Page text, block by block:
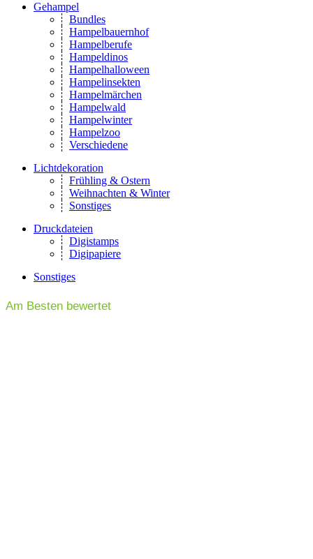
Gehampel
Bundles
Hampelbauernhof
Hampelberufe
Hampeldinos
Hampelhalloween
Hampelinsekten
Hampelmärchen
Hampelwald
Hampelwinter
Hampelzoo
Verschiedene
Lichtdekoration
Frühling & Ostern
Weihnachten & Winter
Sonstiges
Druckdateien
Digistamps
Digipapiere
Sonstiges
Am Besten bewertet